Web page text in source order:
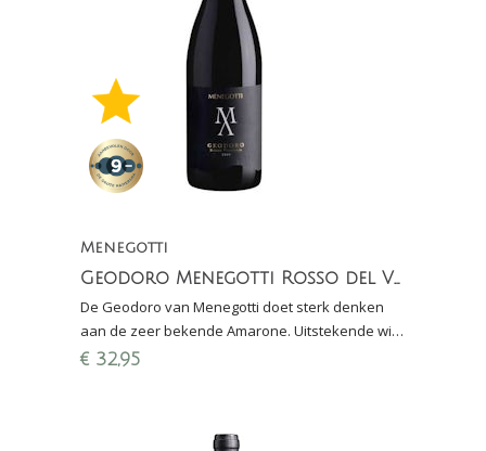
Menegotti
Geodoro Menegotti Rosso del Veronese IGT
De Geodoro van Menegotti doet sterk denken
aan de zeer bekende Amarone. Uitstekende wijn
bij wild en gerijpte kazen.
€ 32,95